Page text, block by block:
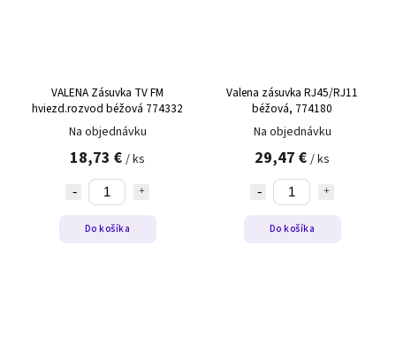
VALENA Zásuvka TV FM
hviezd.rozvod béžová 774332
Na objednávku
18,73 € / ks
Do košíka
Valena zásuvka RJ45/RJ11
béžová, 774180
Na objednávku
29,47 € / ks
Do košíka